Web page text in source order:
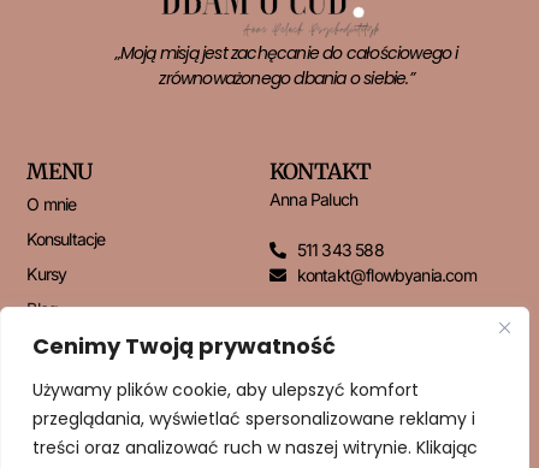
Cenimy Twoją prywatność
Używamy plików cookie, aby ulepszyć komfort
przeglądania, wyświetlać spersonalizowane reklamy i
treści oraz analizować ruch w naszej witrynie. Klikając
„Moją misją jest zachęcanie do całościowego i
zrównoważonego dbania o siebie.”
MENU
O mnie
Konsultacje
Kursy
Blog
Kontakt
KONTAKT
Anna Paluch
511 343 588
kontakt@flowbyania.com
NEWSLETTER